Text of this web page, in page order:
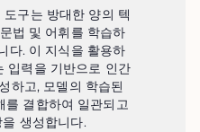
구는 방대한 양의 텍
법 및 어휘를 학습하
다. 이 지식을 활용하
입력을 기반으로 인간
하고, 모델의 학습된
를 결합하여 일관되고
생성합니다.